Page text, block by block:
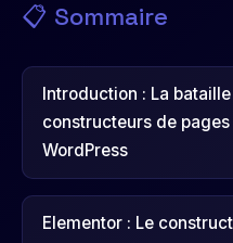
📋 Sommaire
Introduction : La
constructeurs de pages
WordPress
Elementor : Le